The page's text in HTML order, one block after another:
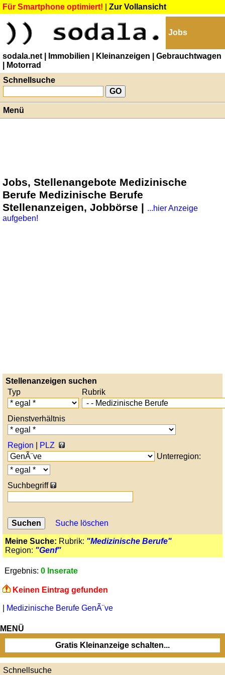
Für Smartphone optimiert! Zur Vollansicht
Jobs
sodala.net | Immobilien | Kleinanzeigen
| Gebrauchtwagen
| Motorrad
Schnellsuche
Menü
Jobs, Stellenangebote Medizinische
Berufe Medizinische Berufe
Stellenanzeigen, Jobbörse | ...hier Anzeige
aufgeben!
Stellenanzeigen suchen
Typ
Rubrik
Dienstverhältnis
Region
PLZ
Unterregion:
Suchbegriff
Suche löschen
Meine Suche: Rubrik: "Medizinische Berufe"
Region: "Genf"
Ergebnis: 0 Inserate
Keinen Eintrag gefunden
Medizinische Berufe GenÃ¨ve
MENÜ
Gratis Kleinanzeige schalten...
Schnellsuche